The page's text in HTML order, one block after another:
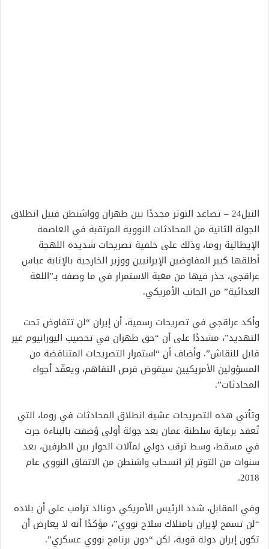
النيل24 – تصاعد التوتر مجددًا بين طهران وواشنطن قبيل انطلاق
الجولة الثانية من المحادثات النووية المرتقبة في العاصمة
الإيطالية روما، وذلك على خلفية تصريحات شديدة اللهجة
أطلقها كبير المفاوضين الإيرانيين ووزير الخارجية بالإنابة عباس
عراقجي، حذر فيها من مغبة الاستمرار في ما وصفه بـ”اللغة
العدائية” من الجانب الأمريكي.
وأكد عراقجي في تصريحات رسمية، أن إيران “لن تتفاوض تحت
التهديد”، مشددًا على أن “حق طهران في تخصيب اليورانيوم غير
قابل للنقاش”. وأضاف أن “استمرار التصريحات المتناقضة من
المسؤولين الأمريكيين سيقوض فرص التفاهم، ويعقّد أجواء
المحادثات”.
وتأتي هذه التصريحات عشية انطلاق المحادثات في روما، التي
تُعقد برعاية سلطنة عمان بعد جولة أولى وُصفت بالبناءة جرت
في مسقط، وسط ترقب دولي لمآلات الحوار بين الطرفين، بعد
سنوات من التوتر إثر انسحاب واشنطن من الاتفاق النووي عام
2018.
وفي المقابل، شدد الرئيس الأمريكي دونالد ترامب على أن بلاده
“لن تسمح لإيران بامتلاك سلاح نووي”، مؤكدًا أنه لا يعارض أن
تكون إيران دولة قوية، لكن “دون برنامج نووي عسكري”.